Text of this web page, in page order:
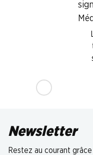
Blocs nettoyants Selbst
Aktiv Bleu WC Frisch
Newsletter
Restez au courant